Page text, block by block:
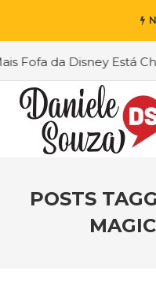
Fofa da Disney Está
POSTS